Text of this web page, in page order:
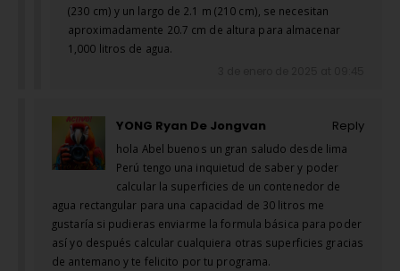
(230 cm) y un largo de 2.1 m (210 cm), se necesitan
aproximadamente 20.7 cm de altura para almacenar
1,000 litros de agua.
YONG Ryan De Jongvan Reply
hola Abel buenos un gran saludo desde lima
Perú tengo una inquietud de saber y poder
calcular la superficies de un contenedor de
agua rectangular para una capacidad de 30 litros me
gustaría si pudieras enviarme la formula básica para poder
así yo después calcular cualquiera otras superficies gracias
de antemano y te felicito por tu programa.